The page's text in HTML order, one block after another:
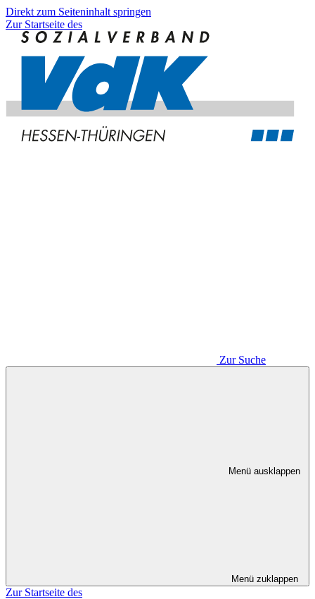
Direkt zum Seiteninhalt springen
Zur Startseite des
Zur Suche
Menü ausklappen
Menü zuklappen
Zur Startseite des